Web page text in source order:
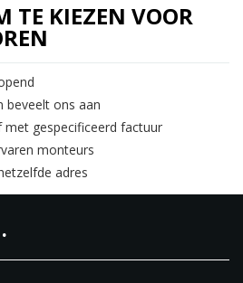
TE KIEZEN VOOR
beveelt ons aan
met gespecificeerd factuur
monteurs
adres